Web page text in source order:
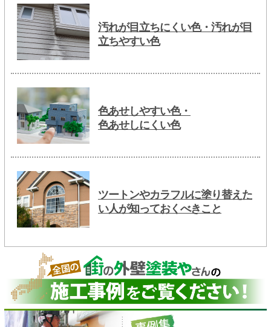
汚れが目立ちにくい色・汚れが目
立ちやすい色
色あせしやすい色・
色あせしにくい色
ツートンやカラフルに塗り替えた
い人が知っておくべきこと